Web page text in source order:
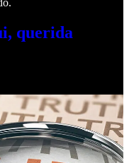
querida